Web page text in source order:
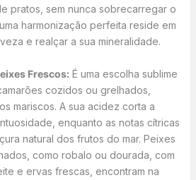
pratos, sem nunca sobrecarregar o
harmonização perfeita reside em
e realçar a sua mineralidade.
Frescos:É uma escolha sublime
cozidos ou grelhados,
mariscos. A sua acidez corta a
enquanto as notas cítricas
natural dos frutos do mar. Peixes
como robalo ou dourada, com
e ervas frescas, encontram na